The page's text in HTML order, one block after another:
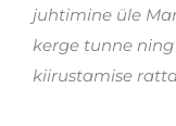
juhtimine üle
kerge tunne
kiirustamise